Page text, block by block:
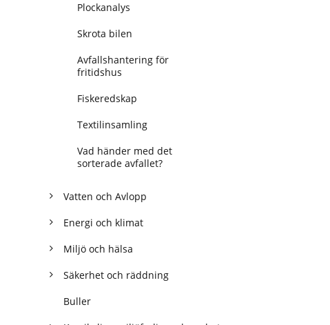
Plockanalys
Skrota bilen
Avfallshantering för
fritidshus
Fiskeredskap
Textilinsamling
Vad händer med det
sorterade avfallet?
Vatten och Avlopp
Energi och klimat
Miljö och hälsa
Säkerhet och räddning
Buller